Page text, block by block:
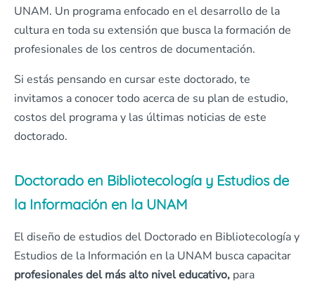
UNAM. Un programa enfocado en el desarrollo de la
cultura en toda su extensión que busca la formación de
profesionales de los centros de documentación.
Si estás pensando en cursar este doctorado, te
invitamos a conocer todo acerca de su plan de estudio,
costos del programa y las últimas noticias de este
doctorado.
Doctorado en Bibliotecología y Estudios de
la Información en la UNAM
El diseño de estudios del Doctorado en Bibliotecología y
Estudios de la Información en la UNAM busca capacitar
profesionales del más alto nivel educativo, para